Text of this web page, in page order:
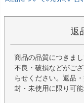
返
商品の品質につきま
不良・破損などがご
らせください。返品
封・未使用に限り可能